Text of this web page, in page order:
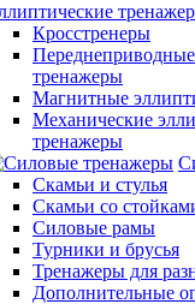
Кросстренеры
тренажеры
Магнитные
Механические
тренажеры
Скамьи и стулья
Скамьи со
Силовые рамы
Турники и брусья
Тренажеры для
Дополнительные